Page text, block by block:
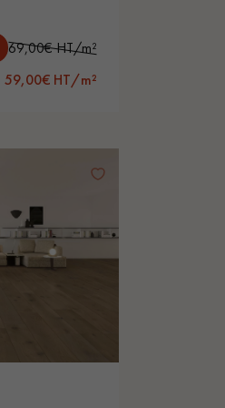
69,00€ HT/m²
59,00€ HT/m²